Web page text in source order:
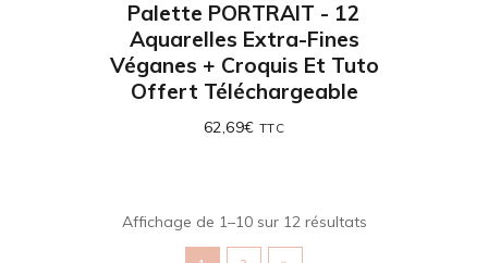
Palette PORTRAIT - 12
Aquarelles Extra-Fines
Véganes + Croquis Et Tuto
Offert Téléchargeable
62,69€ TTC
Affichage de 1–10 sur 12 résultats